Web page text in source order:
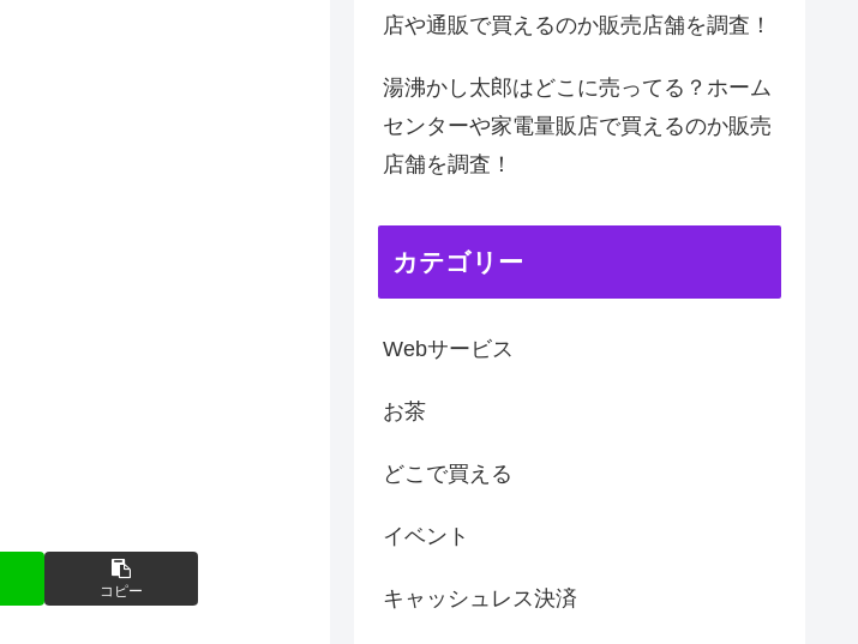
コピー
店や通販で買えるのか販売店舗を調査！
湯沸かし太郎はどこに売ってる？ホーム
センターや家電量販店で買えるのか販売
店舗を調査！
カテゴリー
Webサービス
お茶
どこで買える
イベント
キャッシュレス決済